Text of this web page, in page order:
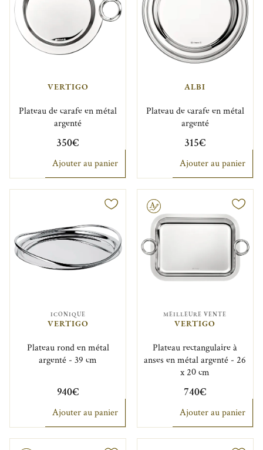
VERTIGO
Plateau de carafe en métal
argenté
350€
Ajouter au panier
ALBI
Plateau de carafe en métal
argenté
315€
Ajouter au panier
ICONIQUE
VERTIGO
Plateau rond en métal
argenté - 39 cm
940€
Ajouter au panier
Gravable
MEILLEURE VENTE
VERTIGO
Plateau rectangulaire à
anses en métal argenté - 26
x 20 cm
740€
Ajouter au panier